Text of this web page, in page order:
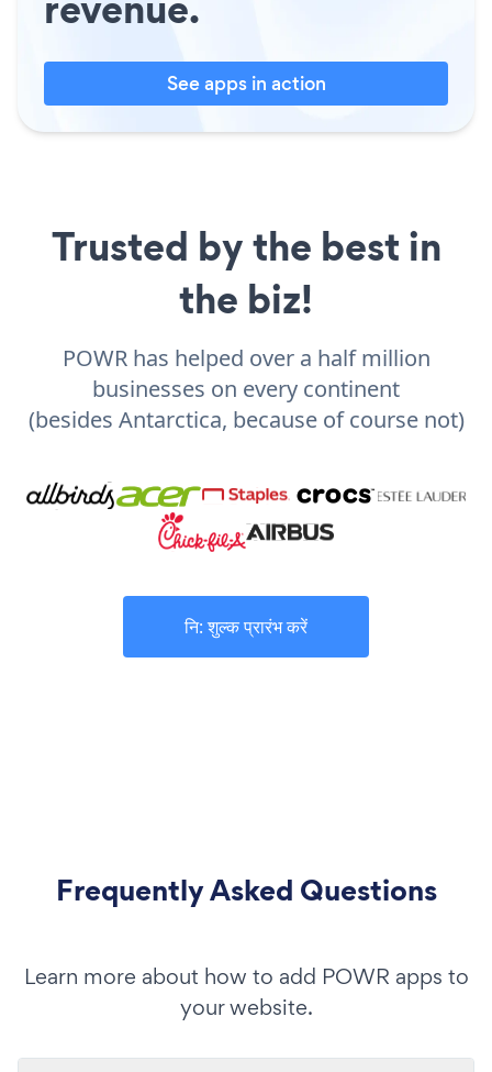
See apps in action
Trusted by the best in
the biz!
POWR has helped over a half million
businesses on every continent
(besides Antarctica, because of course not)
नि: शुल्क प्रारंभ करें
Frequently Asked Questions
Learn more about how to add POWR apps to
your website.